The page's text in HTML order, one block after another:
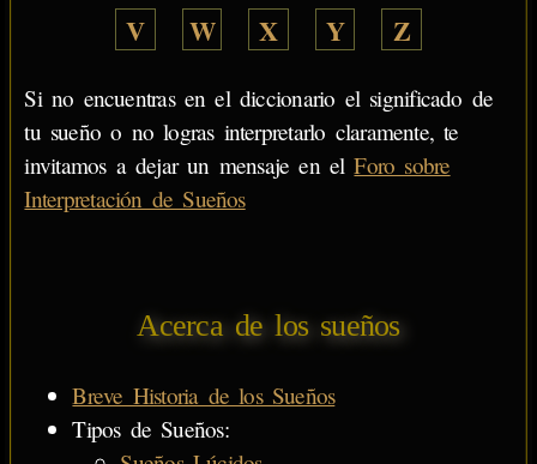
V
W X Y Z
Si no encuentras en el diccionario el significado de
tu sueño o no logras interpretarlo claramente, te
invitamos a dejar un mensaje en elForo sobre
Interpretación de Sueños
Acerca de los sueños
Breve Historia de los Sueños
Tipos de Sueños: